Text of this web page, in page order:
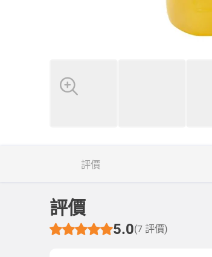
評價
評價
5.0(7 評價)